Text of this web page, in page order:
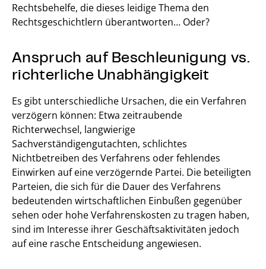
Rechtsbehelfe, die dieses leidige Thema den
Rechtsgeschichtlern überantworten… Oder?
Anspruch auf Beschleunigung vs.
richterliche Unabhängigkeit
Es gibt unterschiedliche Ursachen, die ein Verfahren
verzögern können: Etwa zeitraubende
Richterwechsel, langwierige
Sachverständigengutachten, schlichtes
Nichtbetreiben des Verfahrens oder fehlendes
Einwirken auf eine verzögernde Partei. Die beteiligten
Parteien, die sich für die Dauer des Verfahrens
bedeutenden wirtschaftlichen Einbußen gegenüber
sehen oder hohe Verfahrenskosten zu tragen haben,
sind im Interesse ihrer Geschäftsaktivitäten jedoch
auf eine rasche Entscheidung angewiesen.